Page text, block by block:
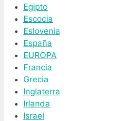
Egipto
Escocia
Eslovenia
España
EUROPA
Francia
Grecia
Inglaterra
Irlanda
Israel